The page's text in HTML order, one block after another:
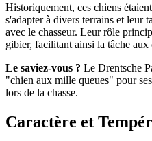
Historiquement, ces chiens
s'adapter à divers terrains et leur
avec le chasseur. Leur rôle
gibier, facilitant ainsi la tâche aux
Le saviez-vous ? Le Drentsche
"chien aux mille queues" pour
lors de la chasse.
Caractère et